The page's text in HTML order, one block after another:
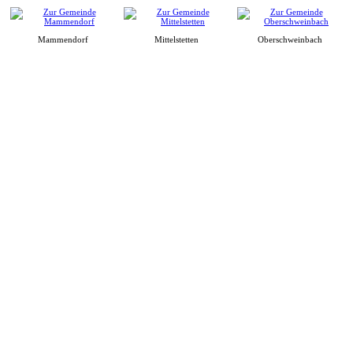
Mammendorf Mittelstetten Oberschweinbach